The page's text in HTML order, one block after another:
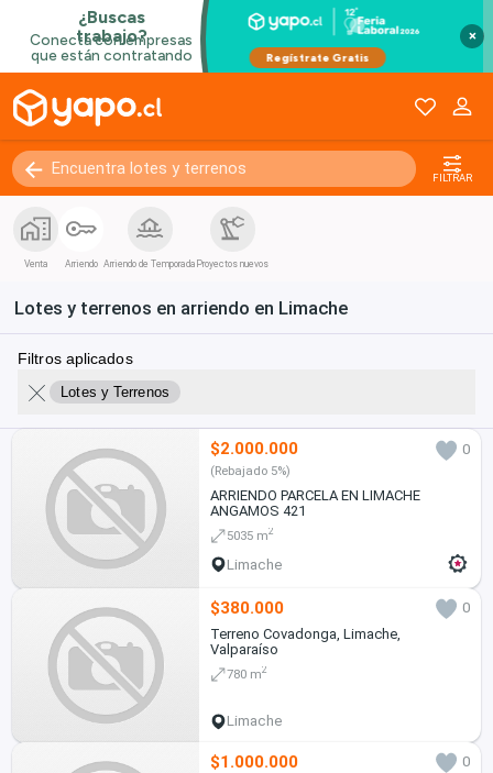
×
FILTRAR
Venta Arriendo Arriendo de Temporada Proyectos nuevos
Lotes y terrenos en arriendo en Limache
Filtros aplicados
Lotes y Terrenos
$2.000.000 0
(Rebajado 5%)
ARRIENDO PARCELA EN LIMACHE
ANGAMOS 421
5035 m2
Limache
$380.000
0
Terreno Covadonga, Limache,
Valparaíso
780 m2
Limache
$1.000.000
0